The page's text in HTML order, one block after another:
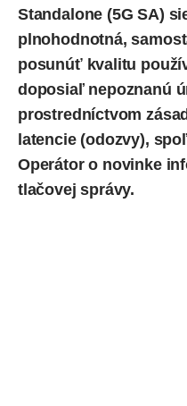
Standalone (5G SA)
plnohodnotná,
posunúť kvalitu
doposiaľ nepoznanú
prostredníctvom
latencie (odozvy),
Operátor o novinke
tlačovej správy.